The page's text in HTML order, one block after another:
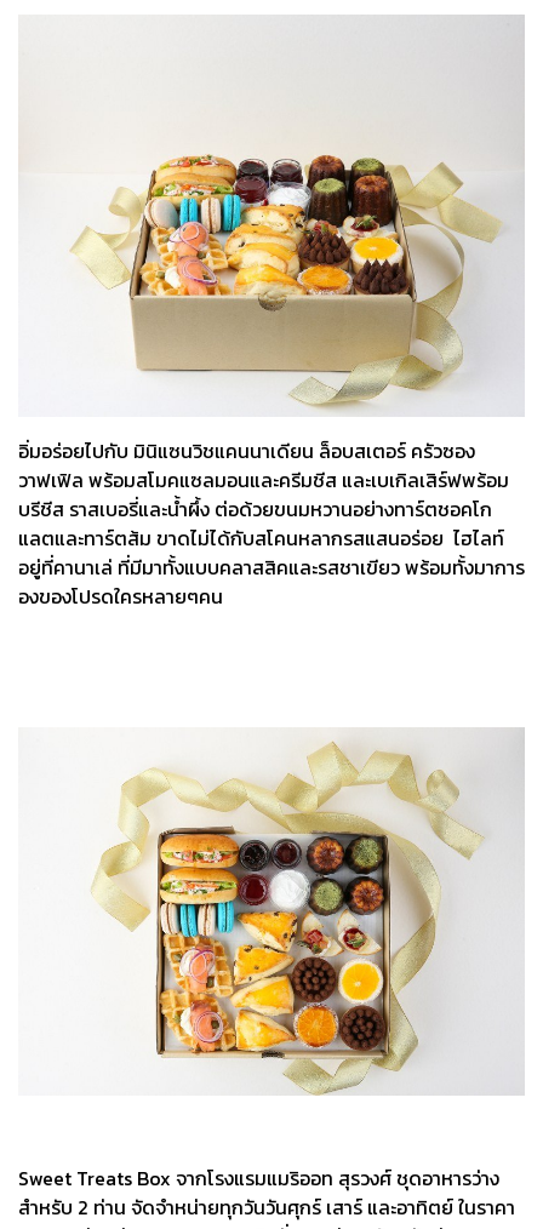
อิ่มอร่อยไปกับ มินิแซนวิชแคนนาเดียน ล็อบสเตอร์ ครัวซอง
วาฟเฟิล พร้อมสโมคแซลมอนและครีมชีส และเบเกิลเสิร์ฟพร้อม
บรีชีส ราสเบอรี่และน้ำผึ้ง ต่อด้วยขนมหวานอย่างทาร์ตชอคโก
แลตและทาร์ตส้ม ขาดไม่ได้กับสโคนหลากรสแสนอร่อย ไฮไลท์
อยู่ที่คานาเล่ ที่มีมาทั้งแบบคลาสสิคและรสชาเขียว พร้อมทั้งมาการ
องของโปรดใครหลายๆคน
Sweet Treats Box จากโรงแรมแมริออท สุรวงศ์ ชุดอาหารว่าง
สำหรับ 2 ท่าน จัดจำหน่ายทุกวันวันศุกร์ เสาร์ และอาทิตย์ ในราคา